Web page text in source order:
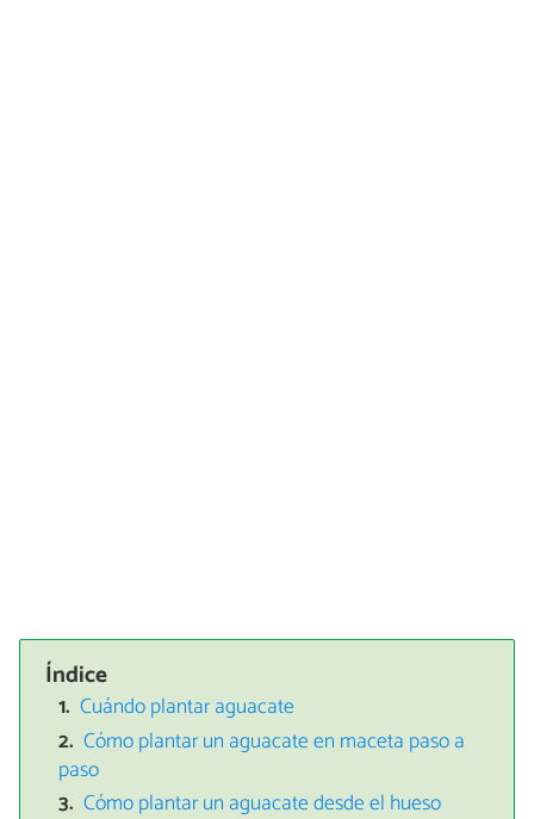
Índice
Cuándo plantar aguacate
Cómo plantar un aguacate en maceta paso a
paso
Cómo plantar un aguacate desde el hueso